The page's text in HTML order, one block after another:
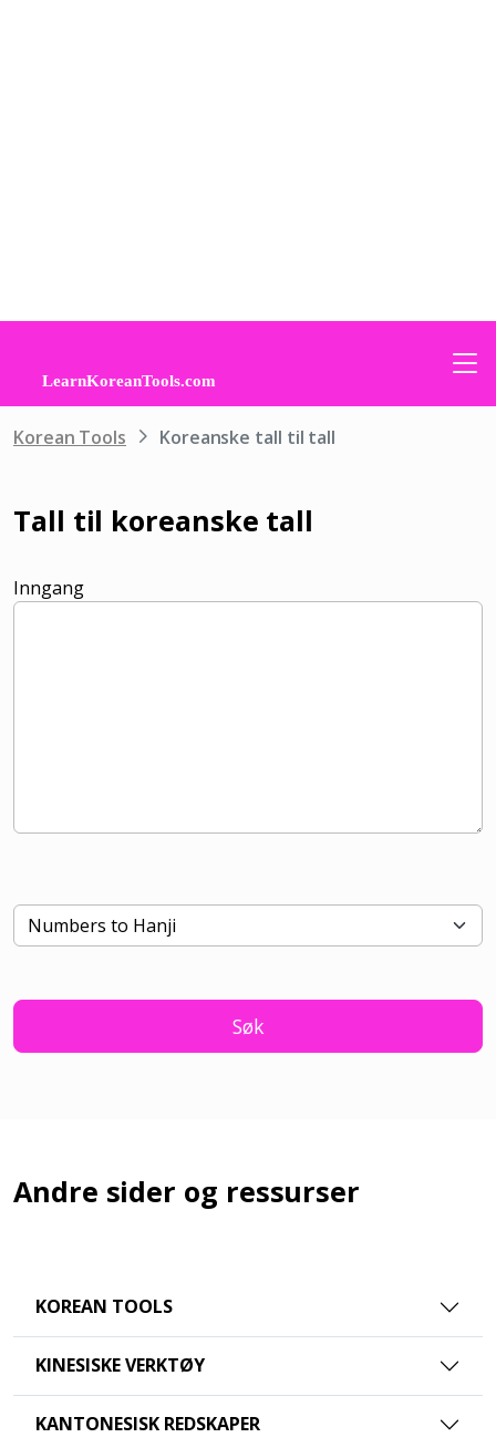
Korean Tools Koreanske tall til tall
Tall til koreanske tall
Inngang
Søk
Andre sider og ressurser
KOREAN TOOLS
KINESISKE VERKTØY
KANTONESISK REDSKAPER